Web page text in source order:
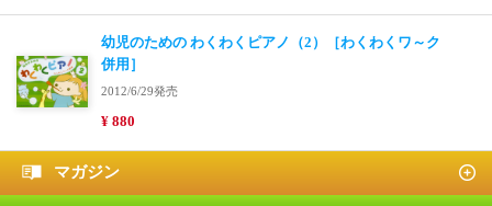
幼児のための わくわくピアノ（2）［わくわくワ～ク
併用］
2012/6/29発売
¥ 880
マガジン